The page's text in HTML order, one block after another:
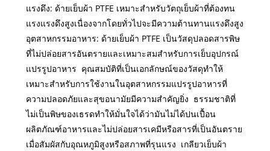
แรงดึง: ด้ายเย็บผ้า PTFE เหมาะสำหรับวัตถุเย็บผ้าที่ต้องทน
แรงแรงดึงสูงเนื่องจากโดยทั่วไปจะมีความต้านทานแรงดึงสูง
อุตสาหกรรมอาหาร: ด้ายเย็บผ้า PTFE เป็นวัสดุปลอดสารพิษ
ที่ไม่ปล่อยสารอันตรายและเหมาะสมสำหรับการเย็บอุปกรณ์
แปรรูปอาหาร คุณสมบัติที่เป็นเอกลักษณ์ของวัสดุทำให้
เหมาะสำหรับการใช้งานในอุตสาหกรรมแปรรูปอาหารที่
ความปลอดภัยและสุขอนามัยมีความสำคัญยิ่ง ธรรมชาติที่
ไม่เป็นพิษของเธรดทำให้มั่นใจได้ว่ามันไม่ได้ปนเปื้อน
ผลิตภัณฑ์อาหารและไม่ปล่อยสารเคมีหรือสารที่เป็นอันตราย
เมื่อสัมผัสกับอุณหภูมิสูงหรือสภาพที่รุนแรง เกลียวเย็บผ้า